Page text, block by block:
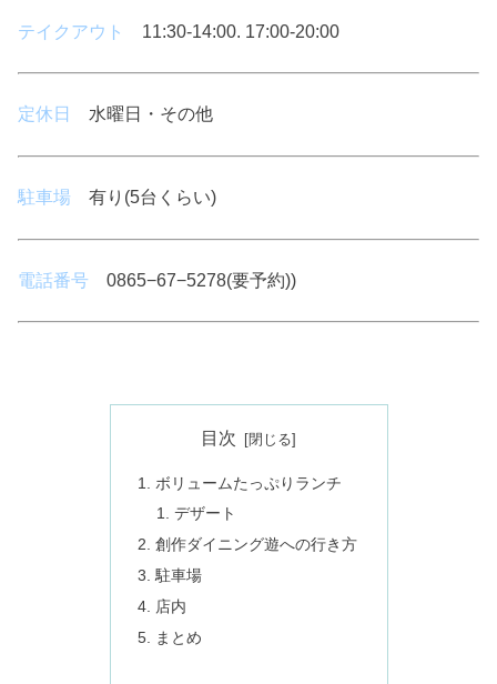
テイクアウト 11:30-14:00. 17:00-20:00
定休日 水曜日・その他
駐車場 有り(5台くらい)
電話番号 0865−67−5278(要予約))
目次
ボリュームたっぷりランチ
デザート
創作ダイニング遊への行き方
駐車場
店内
まとめ